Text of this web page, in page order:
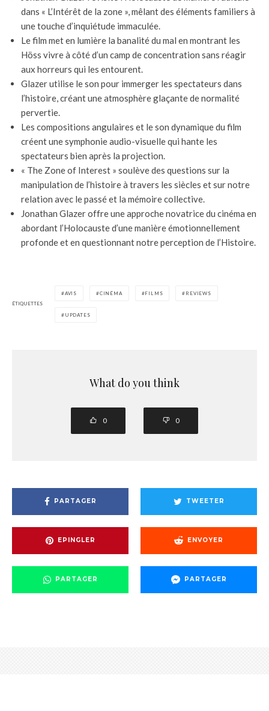
dans « L’Intérêt de la zone », mêlant des éléments familiers à
une touche d’inquiétude immaculée.
Le film met en lumière la banalité du mal en montrant les
Höss vivre à côté d’un camp de concentration sans réagir
aux horreurs qui les entourent.
Glazer utilise le son pour immerger les spectateurs dans
l’histoire, créant une atmosphère glaçante de normalité
pervertie.
Les compositions angulaires et le son dynamique du film
créent une symphonie audio-visuelle qui hante les
spectateurs bien après la projection.
« The Zone of Interest » soulève des questions sur la
manipulation de l’histoire à travers les siècles et sur notre
relation avec le passé et la mémoire collective.
Jonathan Glazer offre une approche novatrice du cinéma en
abordant l’Holocauste d’une manière émotionnellement
profonde et en questionnant notre perception de l’Histoire.
ÉTIQUETTES
AVIS CINÉMA FILMS REVIEWS
UPDATES
What do you think
0 0
PARTAGER TWEETER
EPINGLER ENVOYER
PARTAGER PARTAGER